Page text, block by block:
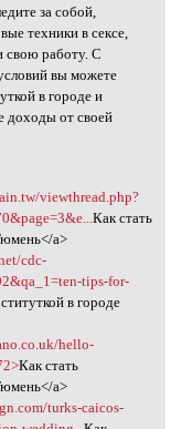
за собой,
техники в сексе,
свою работу. С
вы можете
в городе и
доходы от своей
viewthread.php?
Как стать
a>
cdc-
tips-for-
в городе
hello-
Как стать
a>
turks-caicos-